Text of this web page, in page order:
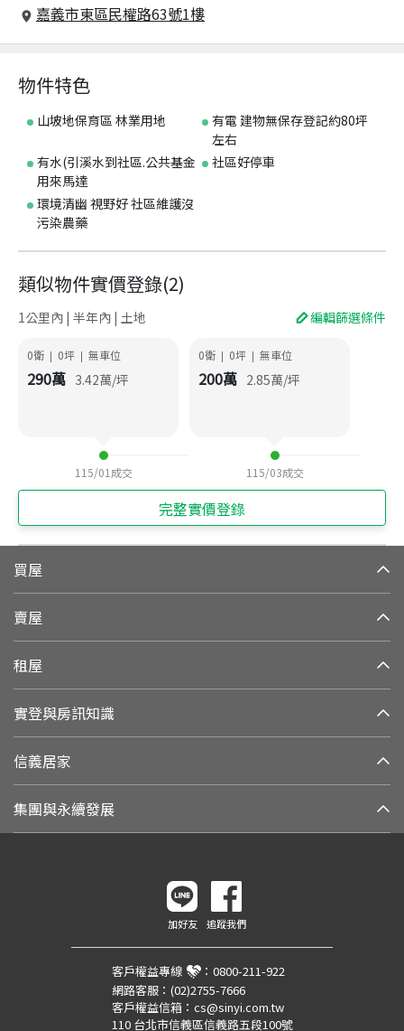
嘉義市東區民權路63號1樓
物件特色
山坡地保育區 林業用地
有電 建物無保存登記約80坪
左右
有水(引溪水到社區.公共基金
用來馬達
社區好停車
環境清幽 視野好 社區維護沒
污染農藥
類似物件實價登錄(2)
1公里內 | 半年內 | 土地 編輯篩選條件
0衛 | 0坪 | 無車位
290萬 3.42萬/坪
115/01 成交
0衛 | 0坪 | 無車位
200萬 2.85萬/坪
115/03成交
完整實價登錄
買屋
賣屋
租屋
實登與房訊知識
信義居家
集團與永續發展
加好友 追蹤我們
客戶權益專線 ： 0800-211-922
網路客服： (02)2755-7666
客戶權益信箱： cs@sinyi.com.tw
110 台北市信義區信義路五段100號